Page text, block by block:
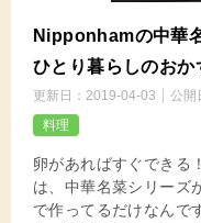
Nipponhamの中華
ひとり暮らしのおか
更新日： 2019-04-03 公開
料理
卵があればすぐできる
は、中華名菜シリーズ
で作ってるだけなんで